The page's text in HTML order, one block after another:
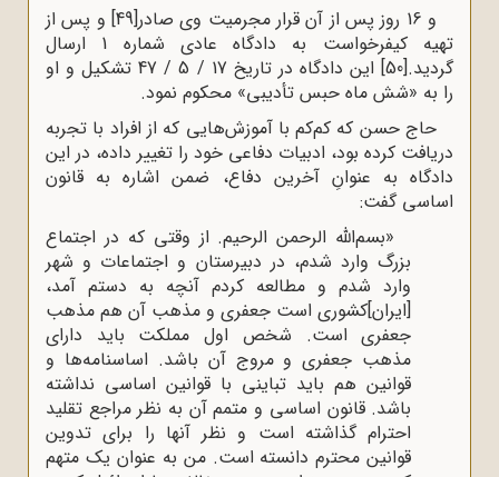
و 16 روز پس از آن قرار مجرمیت وی صادر
[49] و پس از
تهیه کیفرخواست به دادگاه عادی شماره 1 ارسال
گردید.[50]
این دادگاه در تاریخ 17 / 5 / 47 تشکیل و او
را به «شش ماه حبس تأدیبی» محکوم نمود.
حاج حسن که کم‌کم با آموزش‌هایی که از افراد با تجربه
دریافت کرده بود، ادبیات دفاعی خود را تغییر داده، در این
دادگاه به عنوانِ آخرین دفاع، ضمن اشاره به قانون
اساسی گفت:
«بسم‌الله الرحمن الرحیم. از وقتی که در اجتماع
بزرگ وارد شدم، در دبیرستان و اجتماعات و شهر
وارد شدم و مطالعه کردم آنچه به دستم آمد،
[ایران]کشوری است جعفری و مذهب آن هم مذهب
جعفری است. شخص اول مملکت باید دارای
مذهب جعفری و مروج آن باشد. اساسنامه‌ها و
قوانین هم باید تباینی با قوانین اساسی نداشته
باشد. قانون اساسی و متمم آن به نظر مراجع تقلید
احترام گذاشته است و نظر آنها را برای تدوین
قوانین محترم دانسته است. من به عنوان یک متهم